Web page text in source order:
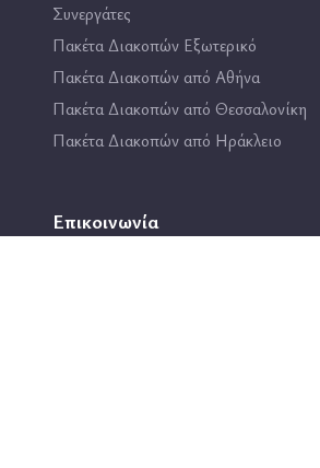
Συνεργάτες
Πακέτα Διακοπών Εξωτερικό
Πακέτα Διακοπών από Αθήνα
Πακέτα Διακοπών από Θεσσαλονίκη
Πακέτα Διακοπών από Ηράκλειο
Επικοινωνία